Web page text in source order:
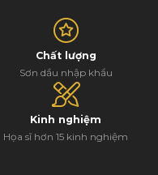
Chất lượng
Sơn dầu nhập khẩu
Kinh nghiệm
Họa sĩ hơn 15 kinh nghiệm